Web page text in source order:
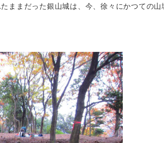
ままだった銀山城は、今、徐々にかつての山